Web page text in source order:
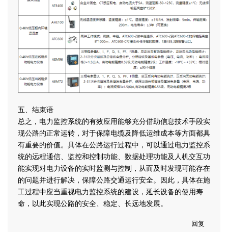
五、结束语
总之，电力监控系统的有效应用能够充分借助信息技术手段实
现公路的正常运转，对于保障电缆及降低运维成本等方面都具
有重要的价值。具体在公路运行过程中，可以通过电力监控系
统的远程通信、监控和控制功能、数据处理功能及人机交互功
能实现对电力设备的实时监测与控制，从而及时发现可能存在
的问题并进行解决，保障公路交通运行安全。因此，具体在施
工过程中应当重视电力监控系统的建设，延长设备的使用寿
命，以此实现公路的安全、稳定、长远地发展。
回复